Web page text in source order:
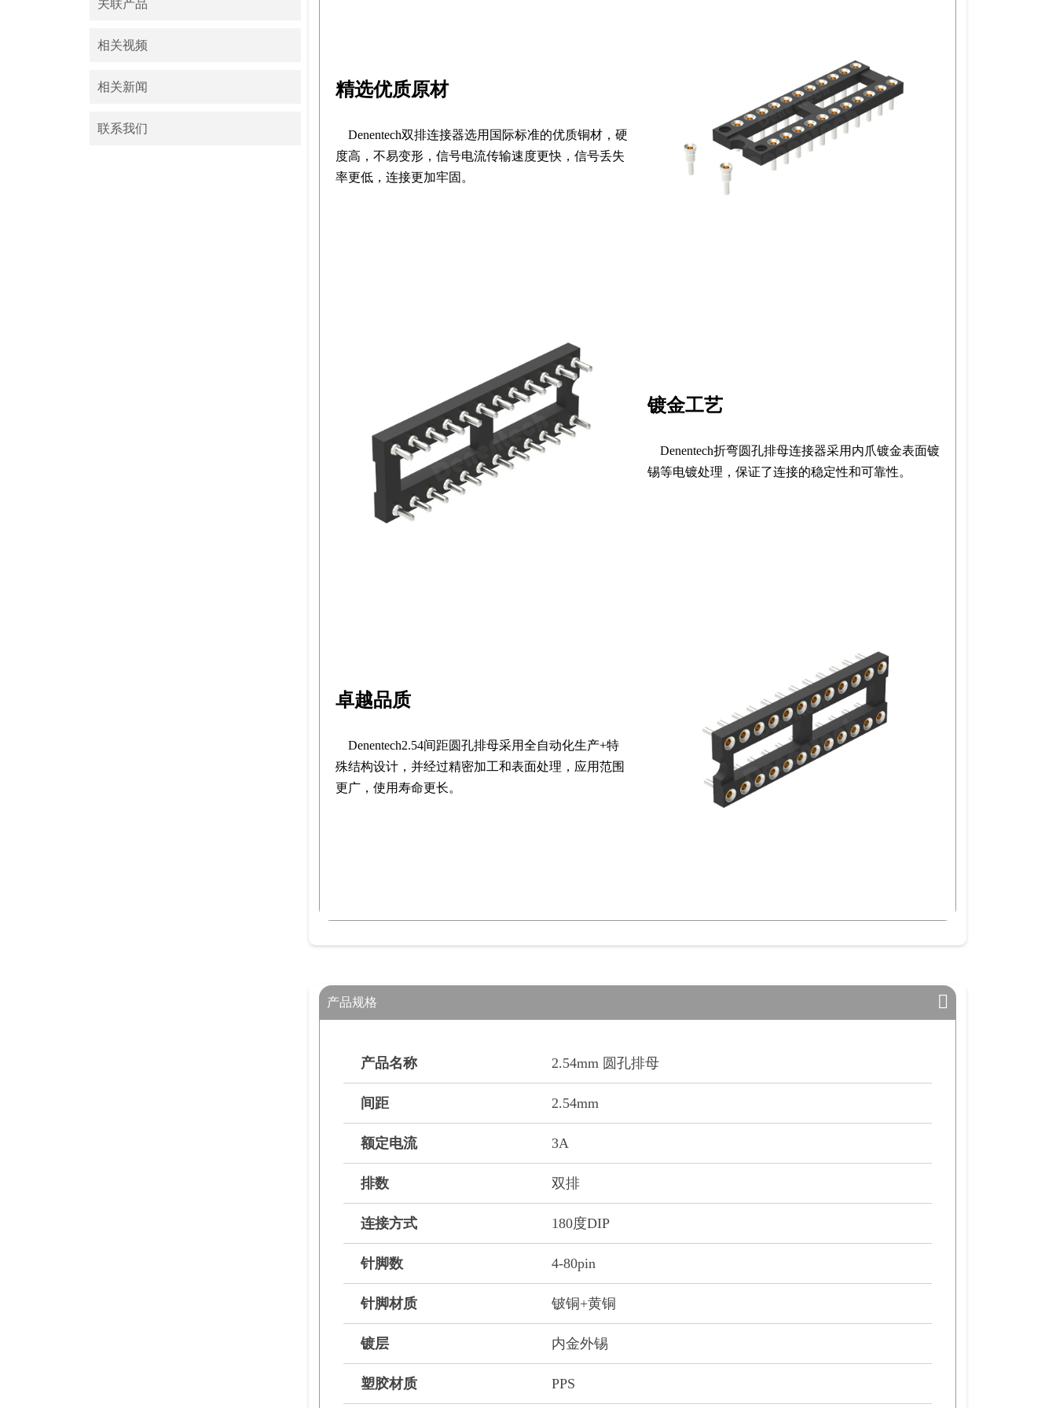
关联产品
相关视频
相关新闻
联系我们
精选优质原材
Denentech双排连接器选用国际标准的优质铜材，硬
度高，不易变形，信号电流传输速度更快，信号丢失
率更低，连接更加牢固。
镀金工艺
Denentech折弯圆孔排母连接器采用内爪镀金表面镀
锡等电镀处理，保证了连接的稳定性和可靠性。
卓越品质
Denentech2.54间距圆孔排母采用全自动化生产+特
殊结构设计，并经过精密加工和表面处理，应用范围
更广，使用寿命更长。
产品规格
产品名称 2.54mm 圆孔排母
间距 2.54mm
额定电流 3A
排数 双排
连接方式 180度DIP
针脚数 4-80pin
针脚材质 铍铜+黄铜
镀层 内金外锡
塑胶材质 PPS